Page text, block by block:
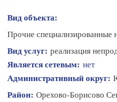
Вид объекта:
Прочие специализированные
Вид услуг: реализация
Является сетевым: нет
Административный округ:
Район: Орехово-Борисово